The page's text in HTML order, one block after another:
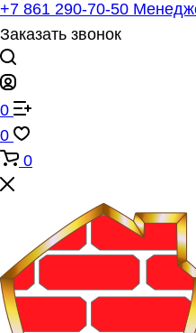
+7 861 290-70-50
Заказать звонок
0
0
0